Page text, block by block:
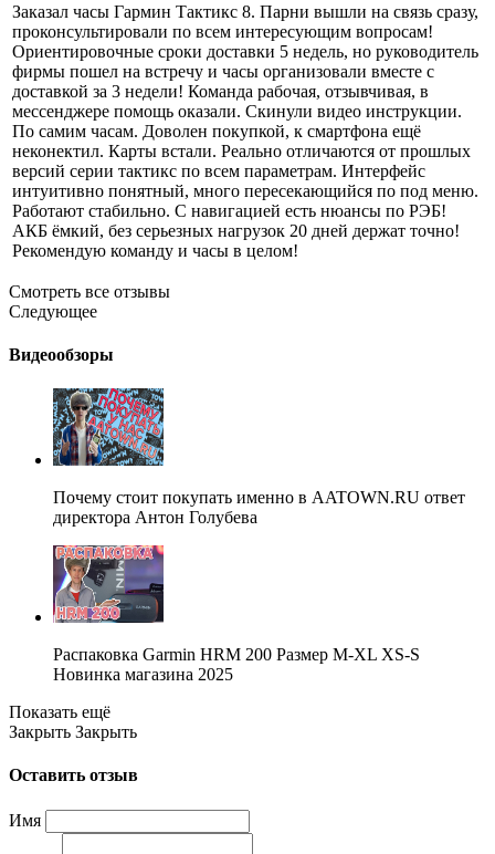
Заказал часы Гармин Тактикс 8. Парни вышли на связь сразу,
проконсультировали по всем интересующим вопросам!
Ориентировочные сроки доставки 5 недель, но руководитель
фирмы пошел на встречу и часы организовали вместе с
доставкой за 3 недели! Команда рабочая, отзывчивая, в
мессенджере помощь оказали. Скинули видео инструкции.
По самим часам. Доволен покупкой, к смартфона ещё
неконектил. Карты встали. Реально отличаются от прошлых
версий серии тактикс по всем параметрам. Интерфейс
интуитивно понятный, много пересекающийся по под меню.
Работают стабильно. С навигацией есть нюансы по РЭБ!
АКБ ёмкий, без серьезных нагрузок 20 дней держат точно!
Рекомендую команду и часы в целом!
Смотреть все отзывы
Следующее
Видеообзоры
Почему стоит покупать именно в AATOWN.RU ответ
директора Антон Голубева
Распаковка Garmin HRM 200 Размер M-XL XS-S
Новинка магазина 2025
Показать ещё
Закрыть Закрыть
Оставить отзыв
Имя